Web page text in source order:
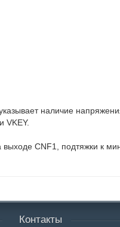
наличие
VKEY.
CNF1, подтяжки к
Контакты